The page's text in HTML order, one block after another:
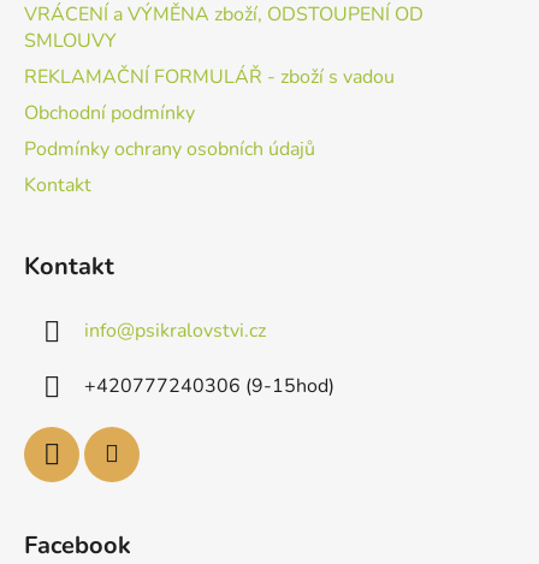
VRÁCENÍ a VÝMĚNA zboží, ODSTOUPENÍ OD
SMLOUVY
REKLAMAČNÍ FORMULÁŘ - zboží s vadou
Obchodní podmínky
Podmínky ochrany osobních údajů
Kontakt
Kontakt
info@psikralovstvi.cz
+420777240306 (9-15hod)
Facebook